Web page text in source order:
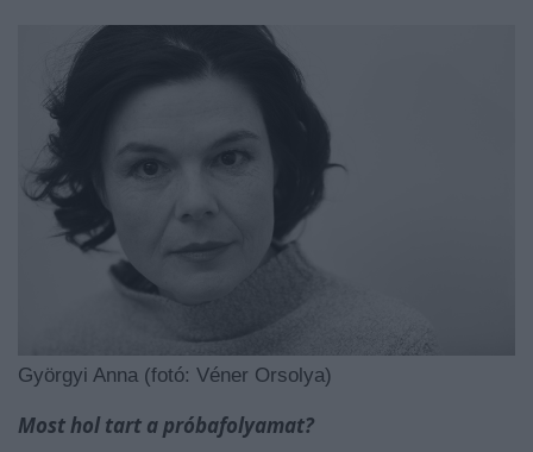
Györgyi Anna (fotó: Véner Orsolya)
Most hol tart a próbafolyamat?